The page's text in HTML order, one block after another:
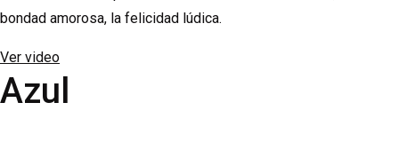
bondad amorosa, la felicidad lúdica.
Ver video
Azul